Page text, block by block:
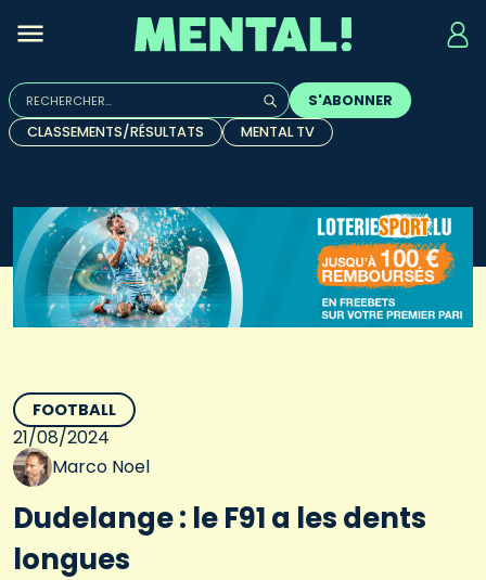
Rechercher :
Quand les résultats de l'auto-complétion sont
S'ABONNER
CLASSEMENTS/RÉSULTATS
MENTAL TV
FOOTBALL
21/08/2024
Marco Noel
Dudelange : le F91 a les dents
longues